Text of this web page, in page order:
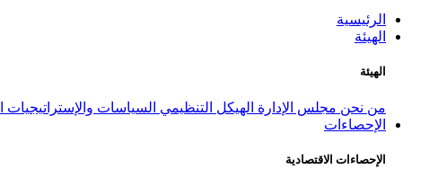
الرئيسية
الهيئة
الهيئة
من نحن مجلس الإدارة الهيكل التنظيمي السياسات والإستراتيجيات
الإحصاءات
الإحصاءات الاقتصادية